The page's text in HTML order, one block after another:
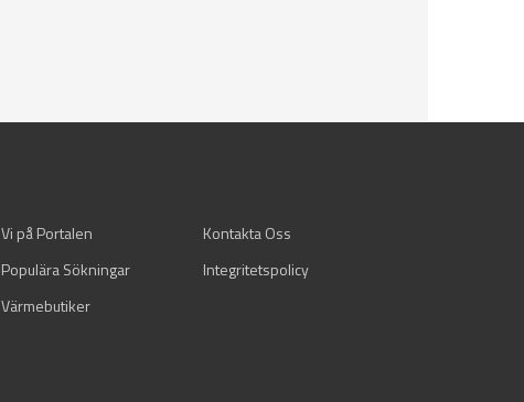
Vi på Portalen
Kontakta Oss
Populära Sökningar
Integritetspolicy
Värmebutiker